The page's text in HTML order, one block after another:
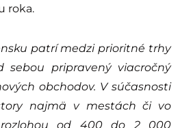
roka.
patrí medzi prioritné trhy
sebou pripravený viacročný
obchodov. V súčasnosti
najmä v mestách či vo
od 400 do 2 000